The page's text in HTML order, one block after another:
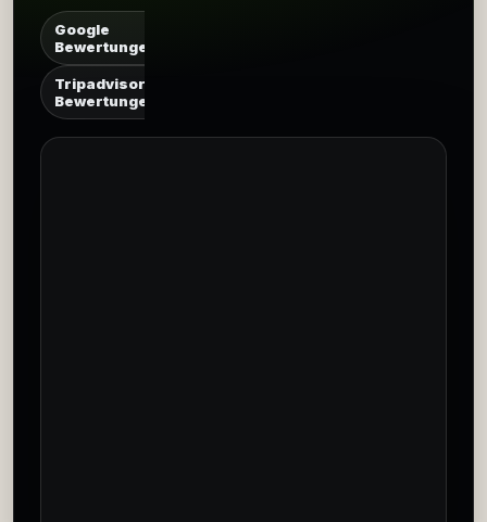
Google
Bewertungen
Tripadvisor
Bewertungen